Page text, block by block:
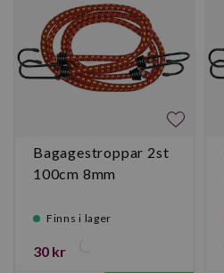
Bagagestroppar 2st
100cm 8mm
Finns i lager
30 kr